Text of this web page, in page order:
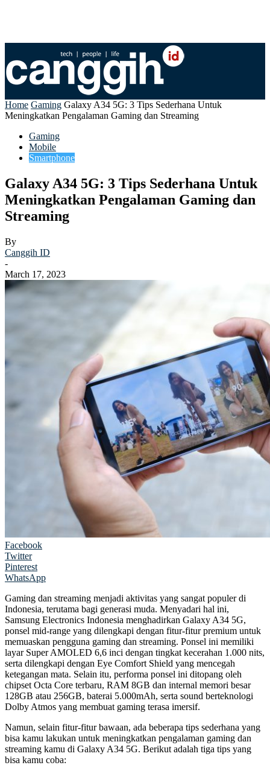
Home Gaming Galaxy A34 5G: 3 Tips Sederhana Untuk
Meningkatkan Pengalaman Gaming dan Streaming
Gaming
Mobile
Smartphone
Galaxy A34 5G: 3 Tips Sederhana Untuk
Meningkatkan Pengalaman Gaming dan
Streaming
By
Canggih ID
-
March 17, 2023
Facebook
Twitter
Pinterest
WhatsApp
Gaming dan streaming menjadi aktivitas yang sangat populer di
Indonesia, terutama bagi generasi muda. Menyadari hal ini,
Samsung Electronics Indonesia menghadirkan Galaxy A34 5G,
ponsel mid-range yang dilengkapi dengan fitur-fitur premium untuk
memuaskan pengguna gaming dan streaming. Ponsel ini memiliki
layar Super AMOLED 6,6 inci dengan tingkat kecerahan 1.000 nits,
serta dilengkapi dengan Eye Comfort Shield yang mencegah
ketegangan mata. Selain itu, performa ponsel ini ditopang oleh
chipset Octa Core terbaru, RAM 8GB dan internal memori besar
128GB atau 256GB, baterai 5.000mAh, serta sound berteknologi
Dolby Atmos yang membuat gaming terasa imersif.
Namun, selain fitur-fitur bawaan, ada beberapa tips sederhana yang
bisa kamu lakukan untuk meningkatkan pengalaman gaming dan
streaming kamu di Galaxy A34 5G. Berikut adalah tiga tips yang
bisa kamu coba: